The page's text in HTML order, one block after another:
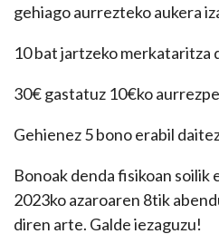
gehiago aurrezteko aukera
10 bat jartzeko merkataritza
30€ gastatuz 10€ko
Gehienez 5 bono erabil
Bonoak denda fisikoan soilik
2023ko azaroaren 8tik
diren arte. Galde iezaguzu!